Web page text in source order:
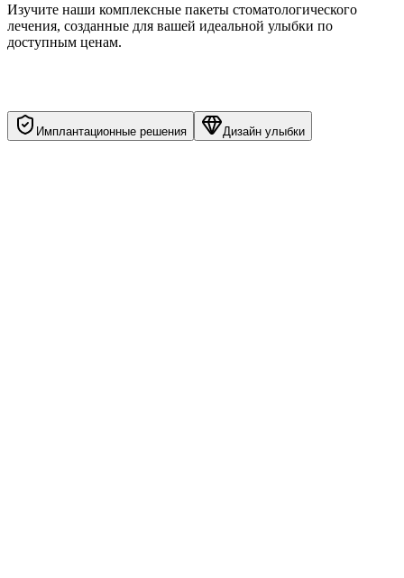
Изучите наши комплексные пакеты стоматологического
лечения, созданные для вашей идеальной улыбки по
доступным ценам.
Имплантационные решения Дизайн улыбки